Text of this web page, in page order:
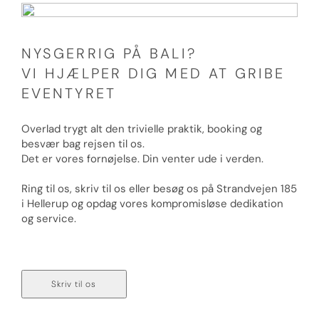
NYSGERRIG PÅ BALI?
VI HJÆLPER DIG MED AT GRIBE
EVENTYRET
Overlad trygt alt den trivielle praktik, booking og
besvær bag rejsen til os.
Det er vores fornøjelse. Din venter ude i verden.
Ring til os, skriv til os eller besøg os på Strandvejen 185
i Hellerup og opdag vores kompromisløse dedikation
og service.
Skriv til os